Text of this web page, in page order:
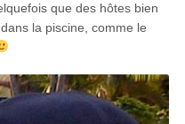
que des hôtes bien
la piscine, comme le